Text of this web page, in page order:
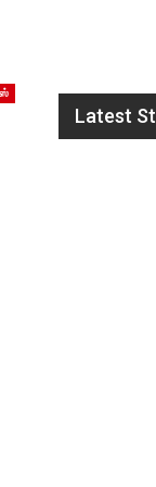
Latest